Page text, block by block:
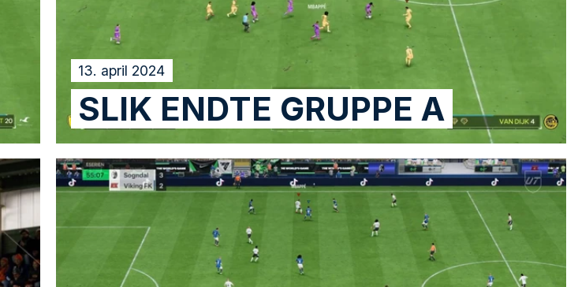
13. april 2024
SLIK ENDTE GRUPPE A